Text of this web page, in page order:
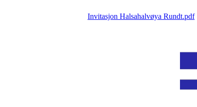
Invitasjon Halsahalvøya Rundt.pdf